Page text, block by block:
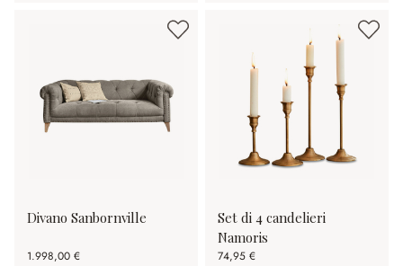
Divano Sanbornville
1.998,00 €
Set di 4 candelieri
Namoris
74,95 €